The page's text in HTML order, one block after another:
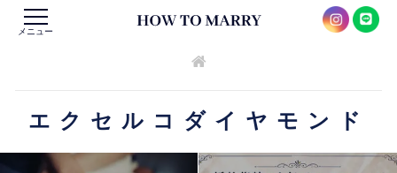
メニュー
エクセルコダイヤモンド